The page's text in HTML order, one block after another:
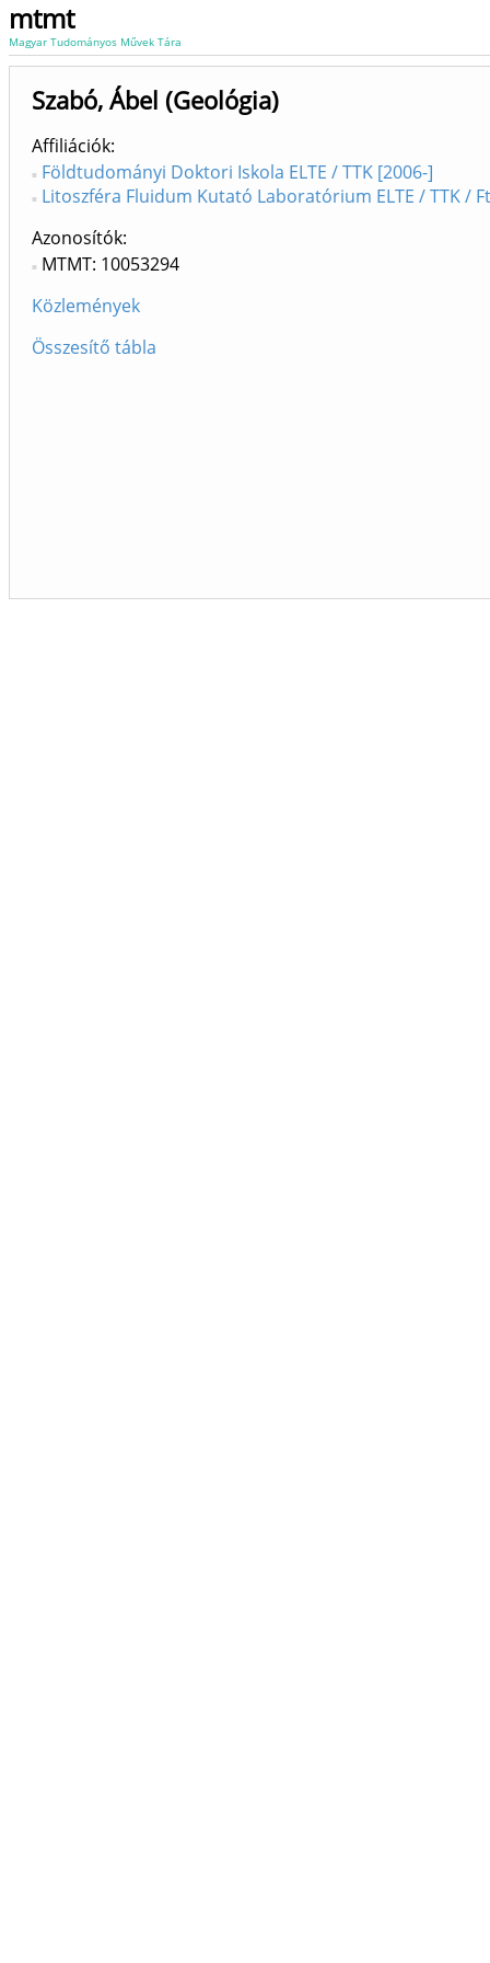
mtmt
Magyar Tudományos Művek Tára
Szabó, Ábel (Geológia)
Affiliációk
Földtudományi Doktori Iskola ELTE / TTK [2006-]
Litoszféra Fluidum Kutató Laboratórium ELTE / TTK /
Azonosítók
MTMT: 10053294
Közlemények
Összesítő tábla